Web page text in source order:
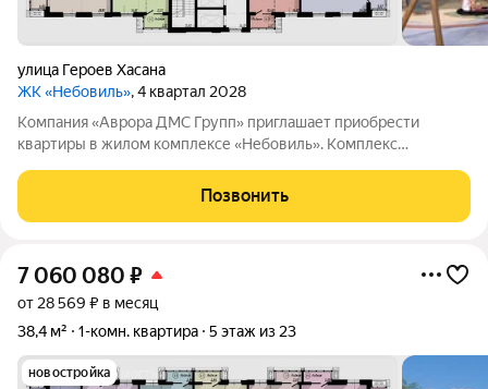
улица Героев Хасана
ЖК «Небовиль», 4 квартал 2028
Компания «Аврора ДМС Групп» приглашает приобрести
квартиры в жилом комплексе «Небовиль». Комплекс
инфраструктурой и закрытым паркингом на 99машиномест.
Позвонить
7 060 080 ₽
от 28 569 ₽ в месяц
38,4 м²
1-комн. квартира 5 этаж из 23
новостройка